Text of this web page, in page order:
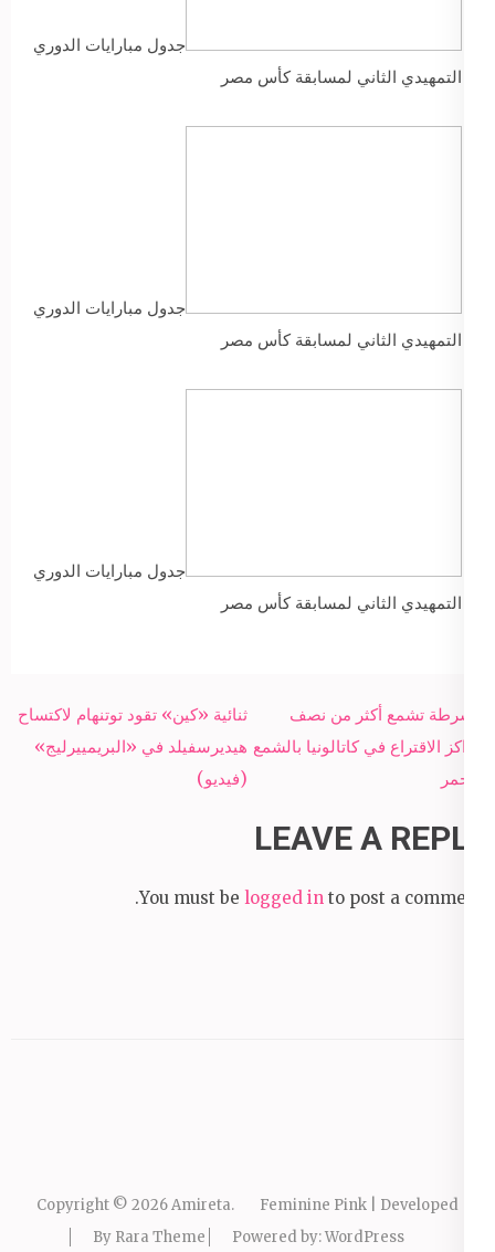
جدول مبارايات الدوري
التمهيدي الثاني لمسابقة كأس مصر
جدول مبارايات الدوري
التمهيدي الثاني لمسابقة كأس مصر
جدول مبارايات الدوري
التمهيدي الثاني لمسابقة كأس مصر
Post
navigation
ثنائية «كين» تقود توتنهام لاكتساح
هيديرسفيلد في «البريمييرليج»
(فيديو)
الشرطة تشمع أكثر من نصف
مراكز الاقتراع في كاتالونيا بالشمع
الأحمر
LEAVE A REPLY
You must be logged in to post a comment.
Copyright © 2026Amireta.
Feminine Pink | Developed
By Rara Theme Powered by:WordPress